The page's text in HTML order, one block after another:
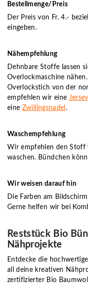
Bestellmenge/Preis
Der Preis von Fr. 4.-
eingeben.
Nähempfehlung
Dehnbare Stoffe lassen
Overlockmaschine
Overlockstich von der
empfehlen wir eine
eine Zwillingsnadel .
Waschempfehlung
Wir empfehlen den Stoff
waschen. Bündchen
Wir weisen darauf hin
Die Farben am
Gerne helfen wir bei
Reststück Bio
Nähprojekte
Entdecke die
all deine kreativen
zertifizierter Bio